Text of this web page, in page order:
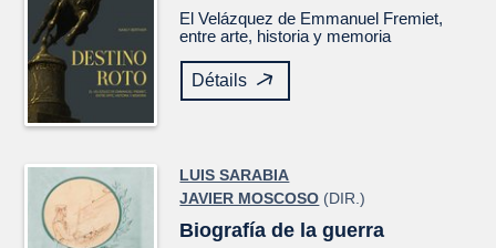
ElVelázquez de Emmanuel Fremiet,
entre arte, historia y memoria
Détails
LUIS SARABIA
JAVIER MOSCOSO (DIR.)
Biografía de la guerra